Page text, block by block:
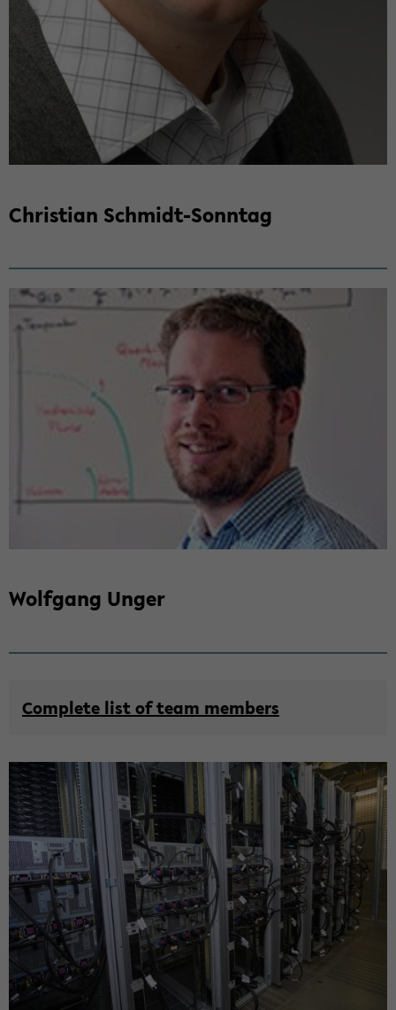
Chris­ti­an Schmidt-​Sonntag
Wolf­gang Unger
Com­ple­te list of team mem­bers